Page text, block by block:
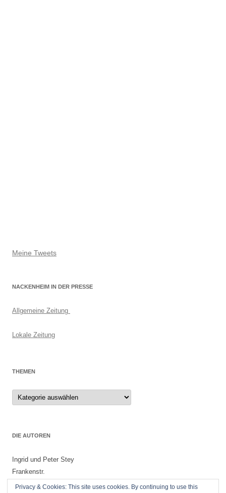
Meine Tweets
NACKENHEIM IN DER PRESSE
Allgemeine Zeitung
Lokale Zeitung
THEMEN
Themen
DIE AUTOREN
Ingrid und Peter Stey
Frankenstr.
55299 Nackenheim
Privacy & Cookies: This site uses cookies. By continuing to use this